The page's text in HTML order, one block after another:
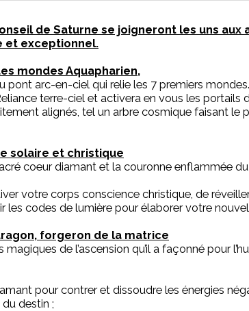
de Saturne se joigneront les uns
et exceptionnel.
mondes Aquapharien,
pont arc-en-ciel qui relie les 7 premiers
terre-ciel et activera en vous les portails
alignés, tel un arbre cosmique faisant le
solaire et christique
coeur diamant et la couronne enflammée du
votre corps conscience christique, de
les codes de lumière pour élaborer votre
forgeron de la matrice
de l’ascension qu’il a façonné pour
pour contrer et dissoudre les énergies
destin ;